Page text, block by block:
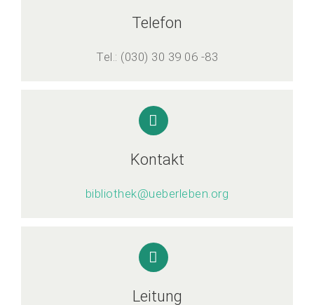
Telefon­
Tel.: (030) 30 39 06 -83
Kontakt
bibliothek@ueberleben.org
Leitung